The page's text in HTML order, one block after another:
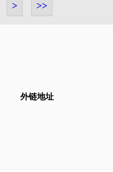
> >>
外链地址